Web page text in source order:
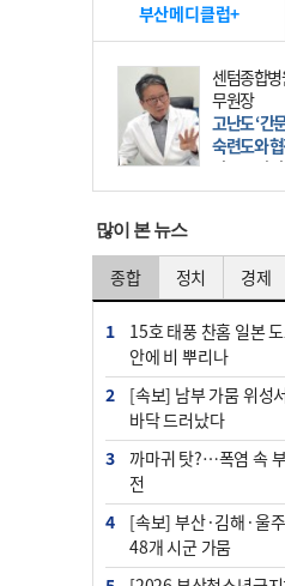
부산메디클럽+
센텀종합병
무원장
고난도 ‘간
숙련도와
간문부 담
우 간에서
部)’에 생
문맥 림프
많이 본 뉴스
종합 정치 경제
1
15호 태풍 찬홈 일본
안에 비 뿌리나
2
[속보] 남부 가뭄 위성
바닥 드러났다
3
까마귀 탓?…폭염 속
전
4
[속보] 부산·김해·울
48개 시군 가뭄